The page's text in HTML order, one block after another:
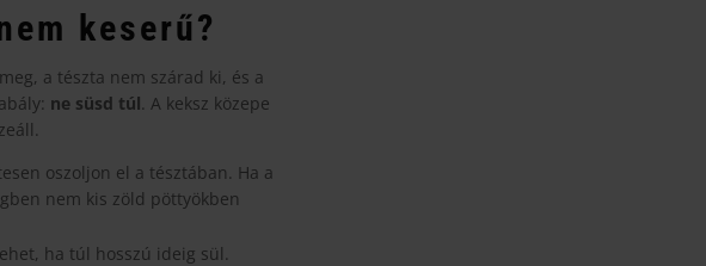
keserű?
a tészta nem szárad ki, és a
ne süsd túl. A keksz közepe
oszoljon el a tésztában. Ha a
nem kis zöld pöttyökben
ha túl hosszú ideig sül.